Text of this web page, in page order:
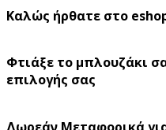
Καλώς ήρθατε στο
Φτιάξε το μπλουζάκι
επιλογής σας
Δωρεάν Μεταφορικά